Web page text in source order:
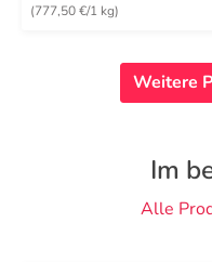
(777,50 €/1 kg)
Weitere
Im
Alle